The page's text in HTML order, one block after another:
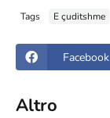
Tags E çuditshme
Facebook
Altro